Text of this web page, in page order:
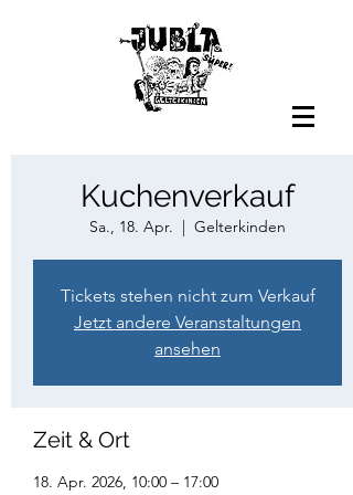
Kuchenverkauf
Sa., 18. Apr.
  |
Gelterkinden
Tickets stehen nicht zum Verkauf
Jetzt andere Veranstaltungen
ansehen
Zeit & Ort
18. Apr. 2026, 10:00 – 17:00